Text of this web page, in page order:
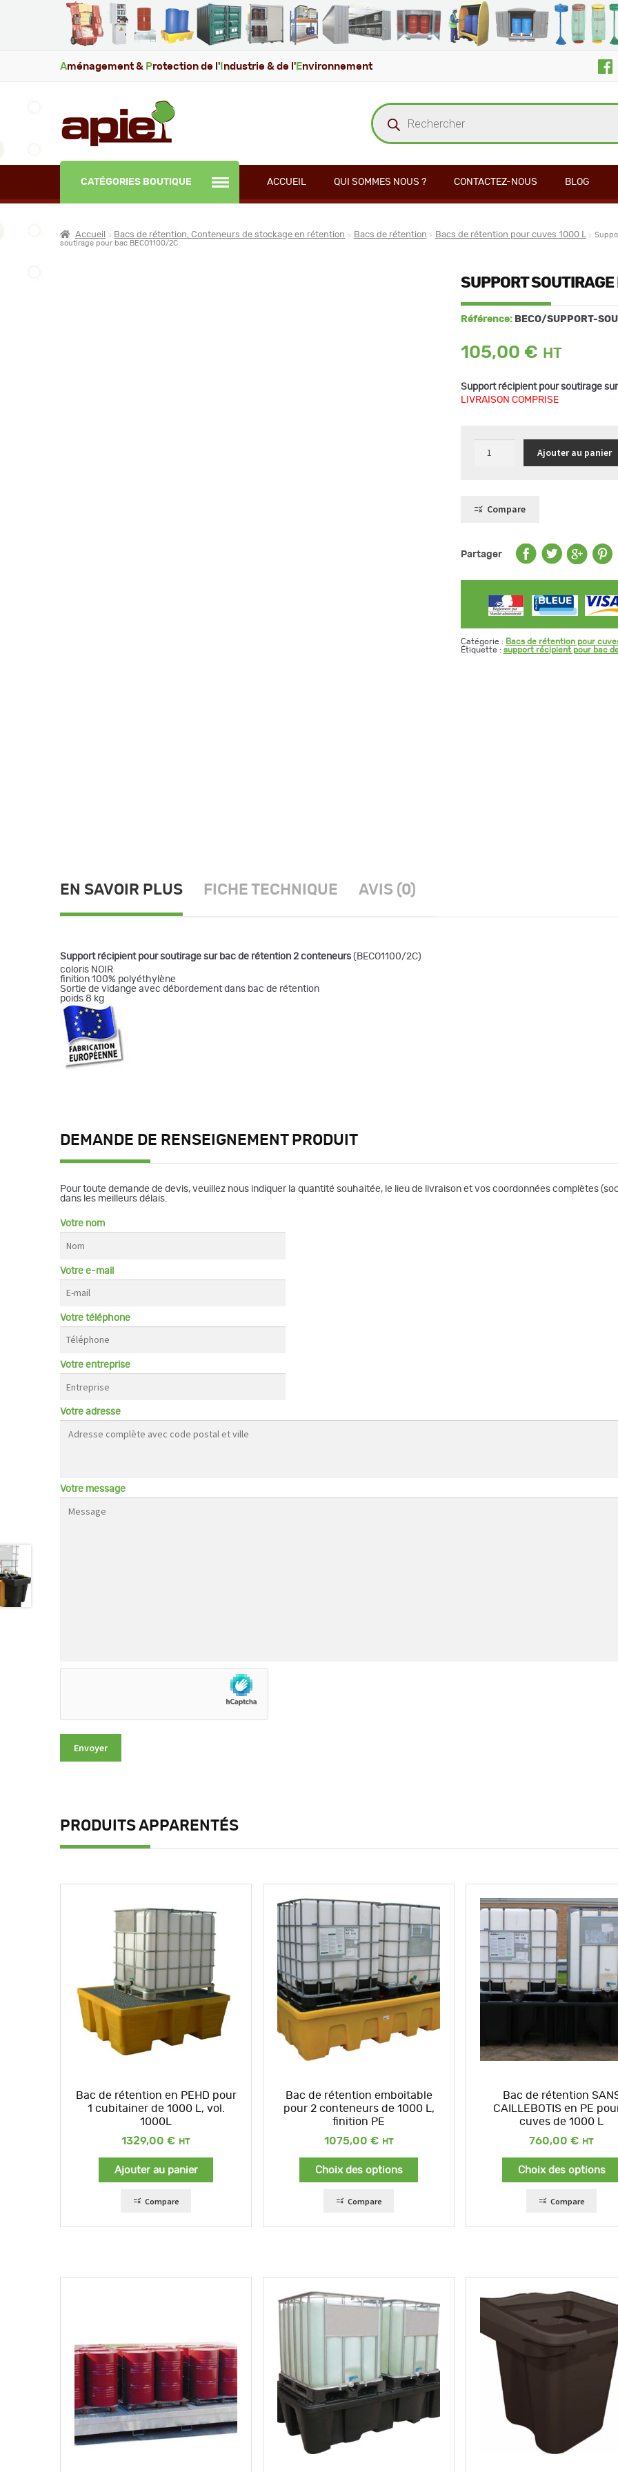
Aménagement & Protection de l' ndustrie & de l' Environnement
Recherche
de
produits
CATÉGORIES BOUTIQUE ACCUEIL QUI SOMMES NOUS ? CONTACTEZ-NOUS BLOG
Accueil Bacs de rétention, Conteneurs de stockage en rétention Bacs de rétention Bacs de rétention pour cuves 1000 L
soutirage pour bac BECO1100/2C
SUPPORT
Référence: BECO/SUPPORT-
105,00 €
Support récipient pour soutirage
LIVRAISON COMPRISE
quantité
Ajouter au panier
Compare
Partager
Catégorie : Bacs de rétention pour
Étiquette : support récipient pour bac
EN SAVOIR PLUS FICHE TECHNIQUE AVIS (0)
Support récipient pour soutirage sur bac de rétention 2 conteneurs (BECO1100/2C)
coloris NOIR
finition 100% polyéthylène
Sortie de vidange avec débordement dans bac de rétention
poids 8 kg
DEMANDE DE RENSEIGNEMENT PRODUIT
Pour toute demande de devis, veuillez nous indiquer la quantité souhaitée, le lieu de livraison et vos coordonnées complètes
dans les meilleurs délais.
Votre nom
Votre e-mail
Votre téléphone
Votre entreprise
Votre adresse
Votre message
PRODUITS APPARENTÉS
Bac de rétention en PEHD pour
1 cubitainer de 1000 L, vol.
1000L
1329,00 €
Ajouter au panier
Compare
Bac de rétention emboitable
pour 2 conteneurs de 1000 L,
finition PE
1075,00 €
Choix des options
Compare
Bac de rétention
CAILLEBOTIS en PE
cuves de 1000 L
760,00 €
Choix des options
Compare